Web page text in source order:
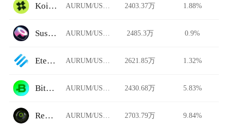
Koi Finance 2403.37万 1.88%
SushiSwap 2485.3万 0.9%
Eterbase 2621.85万 1.32%
BitBay 2430.68万 5.83%
Revoswap 2703.79万 9.84%